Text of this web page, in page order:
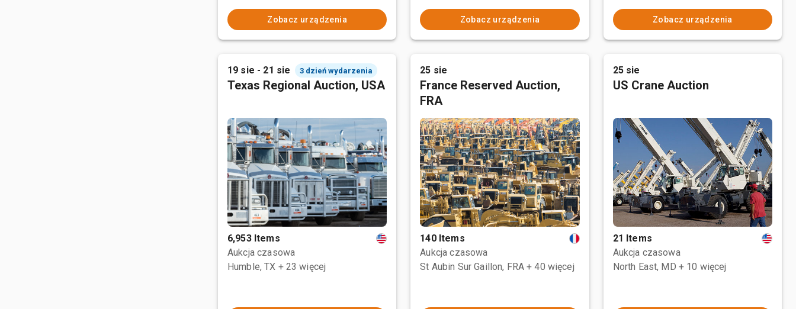
Zobacz urządzenia Zobacz urządzenia Zobacz urządzenia
19 sie - 21 sie 3 dzień wydarzenia
Texas Regional Auction, USA
6,953 Items
Aukcja czasowa
Humble, TX + 23 więcej
25 sie
France Reserved Auction,
FRA
140 Items
Aukcja czasowa
St Aubin Sur Gaillon, FRA + 40 więcej
25 sie
US Crane Auction
21 Items
Aukcja czasowa
North East, MD + 10 więcej